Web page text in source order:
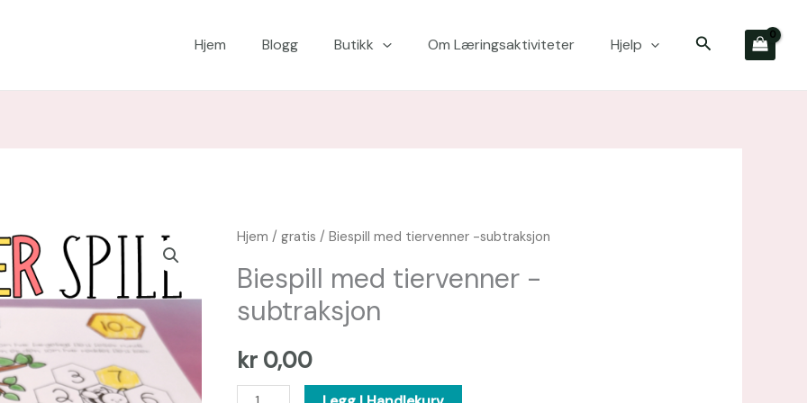
Hjem Blogg Butikk Om Læringsaktiviteter Hjelp Søk
Hjem /gratis / Biespill med tiervenner -subtraksjon
Biespill med tiervenner -
subtraksjon
kr 0,00
Biespill
tiervenner
-
antall